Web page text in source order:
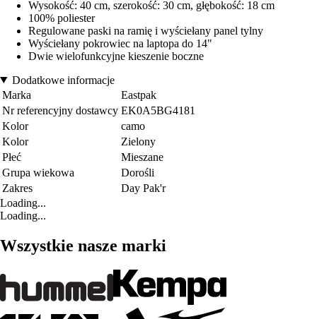
Wysokość: 40 cm, szerokość: 30 cm, głębokość: 18 cm
100% poliester
Regulowane paski na ramię i wyściełany panel tylny
Wyściełany pokrowiec na laptopa do 14"
Dwie wielofunkcyjne kieszenie boczne
Dodatkowe informacje
Marka
Eastpak
Nr referencyjny dostawcy EK0A5BG4181
Kolor
camo
Kolor
Zielony
Płeć
Mieszane
Grupa wiekowa
Dorośli
Zakres
Day Pak'r
Loading...
Loading...
Wszystkie nasze marki